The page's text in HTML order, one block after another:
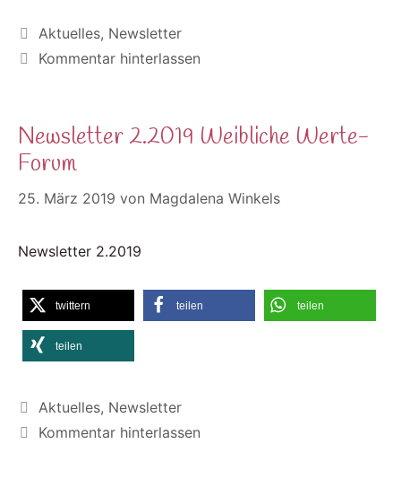
Kategorien
Aktuelles, Newsletter
Kommentar hinterlassen
Newsletter 2.2019 Weibliche Werte-
Forum
25. März 2019 von Magdalena Winkels
Newsletter 2.2019
twittern teilen teilen
teilen
Kategorien
Aktuelles, Newsletter
Kommentar hinterlassen